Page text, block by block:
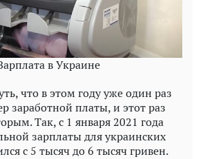
в Украине
что в этом году уже один раз
заработной платы, и этот раз
Так, с 1 января 2021 года
зарплаты для украинских
с 5 тысяч до 6 тысяч гривен.